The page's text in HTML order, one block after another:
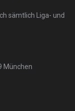
sämtlich Liga- und
München